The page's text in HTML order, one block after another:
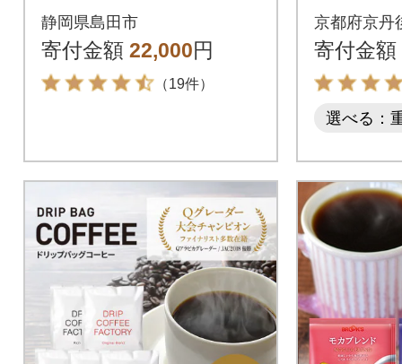
無糖 900ml 2ケース
(24本)
静岡県島田市
寄付金額 22,000円
（19件）
種) 自家
【栽培
用】
京都府京丹
寄付金額
選べる：